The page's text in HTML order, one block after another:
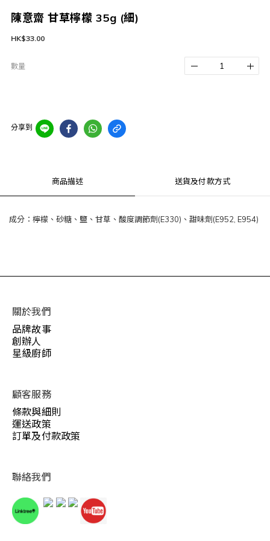
陳意齋 甘草檸檬 35g (細)
HK$33.00
數量
分享到
商品描述 送貨及付款方式
成分：檸檬、砂糖、鹽、甘草、酸度調節劑(E330)、甜味劑(E952, E954)
關於我們
品牌故事
創辦人
星級廚師
顧客服務
條款與細則
運送政策
訂單及付款政策
聯絡我們